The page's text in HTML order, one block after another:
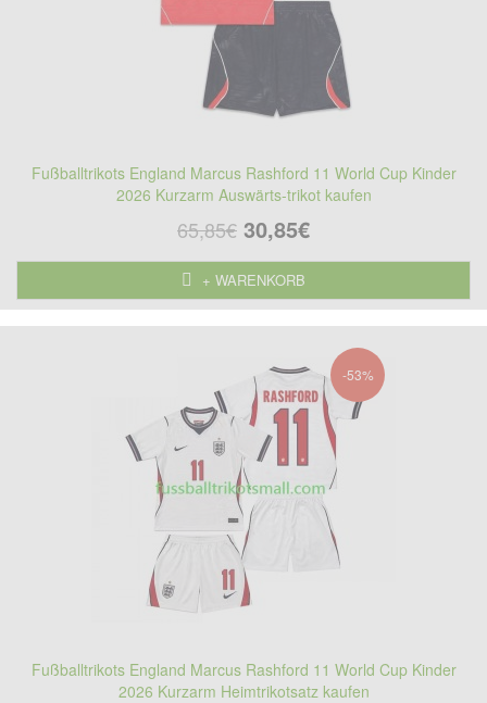
Fußballtrikots England Marcus Rashford 11 World Cup Kinder
2026 Kurzarm Auswärts-trikot kaufen
65,85€ 30,85€
+ WARENKORB
-53%
Fußballtrikots England Marcus Rashford 11 World Cup Kinder
2026 Kurzarm Heimtrikotsatz kaufen